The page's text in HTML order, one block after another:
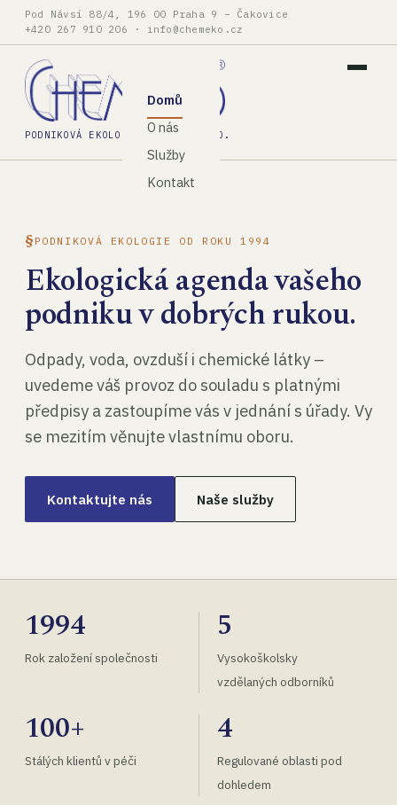
Pod Návsí 88/4, 196 00 Praha 9 – Čakovice
+420 267 910 206 · info@chemeko.cz
PODNIKOVÁ EKOLOGIE, SPOL. S R.O.
Domů
O nás
Služby
Kontakt
PODNIKOVÁ EKOLOGIE OD ROKU 1994
Ekologická agenda vašeho
podniku v dobrých rukou.
Odpady, voda, ovzduší i chemické látky –
uvedeme váš provoz do souladu s platnými
předpisy a zastoupíme vás v jednání s úřady. Vy
se mezitím věnujte vlastnímu oboru.
Kontaktujte nás Naše služby
1994
Rok založení společnosti
5
Vysokoškolsky
vzdělaných odborníků
100+
Stálých klientů v péči
4
Regulované oblasti pod
dohledem